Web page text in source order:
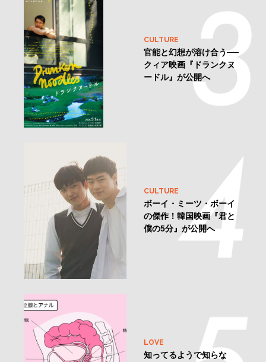
CULTURE
官能と幻想が溶け合う──
クィア映画『ドランクヌ
ードル』が公開へ
CULTURE
ボーイ・ミーツ・ボーイ
の傑作！韓国映画『君と
僕の5分』が公開へ
LOVE
知ってるようで知らな